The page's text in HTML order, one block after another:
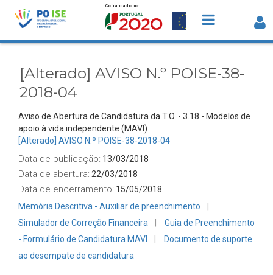
Saltar para o conteúdo
Detalhe Avisos
Cofinanciado por:
[Alterado] AVISO N.º POISE-38-
2018-04
Aviso de Abertura de Candidatura da T.O. - 3.18 - Modelos de
apoio à vida independente (MAVI)
[Alterado] AVISO N.º POISE-38-2018-04
Data de publicação: 13/03/2018
Data de abertura: 22/03/2018
Data de encerramento: 15/05/2018
Memória Descritiva - Auxiliar de preenchimento
Simulador de Correção Financeira
Guia de Preenchimento
- Formulário de Candidatura MAVI
Documento de suporte
ao desempate de candidatura